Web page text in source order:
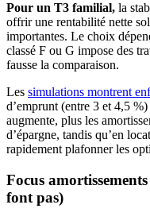
Pour un T3 familial, la
offrir une rentabilité nette
importantes. Le choix
classé F ou G impose des
fausse la comparaison.
Les simulations montrent
d’emprunt (entre 3 et 4,5
augmente, plus les
d’épargne, tandis qu’en
rapidement plafonner les
Focus
font pas)